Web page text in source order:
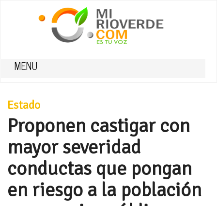
MENU
Estado
Proponen castigar con
mayor severidad
conductas que pongan
en riesgo a la población